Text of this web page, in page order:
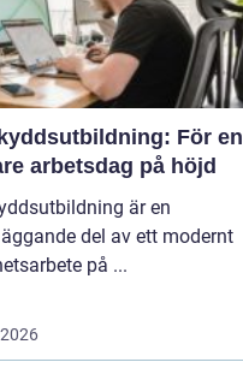
För en
arbetsdag på höjd
är en
del av ett modernt
på ...